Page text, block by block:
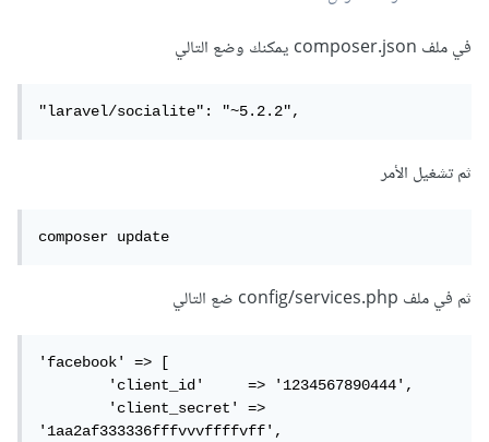
في ملف composer.json يمكنك وضع التالي
"laravel/socialite": "~5.2.2",
ثم تشغيل الأمر
composer update
ثم في ملف config/services.php ضع التالي
'facebook' => [
        'client_id'     => '1234567890444',
        'client_secret' =>
'1aa2af333336fffvvvffffvff',